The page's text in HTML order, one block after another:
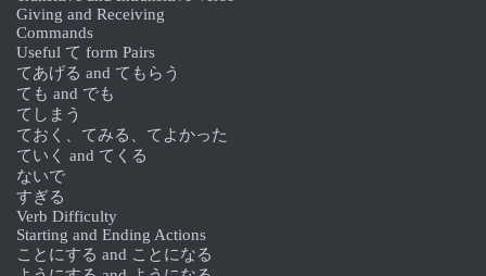
Giving and Receiving
Commands
Useful て form Pairs
てあげる and てもらう
ても and でも
てしまう
ておく、てみる、てよかった
ていく and てくる
ないで
すぎる
Verb Difficulty
Starting and Ending Actions
ことにする and ことになる